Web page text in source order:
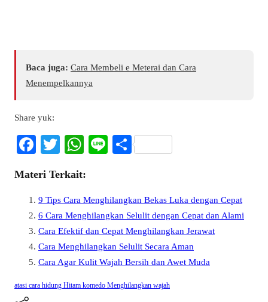
Baca juga: Cara Membeli e Meterai dan Cara
Menempelkannya
Share yuk:
Fa
bo
ok
T
tte
r
W
ts
A
pp
Li S
Materi Terkait:
9 Tips Cara Menghilangkan Bekas Luka dengan Cepat
6 Cara Menghilangkan Selulit dengan Cepat dan Alami
Cara Efektif dan Cepat Menghilangkan Jerawat
Cara Menghilangkan Selulit Secara Aman
Cara Agar Kulit Wajah Bersih dan Awet Muda
atasi cara hidung Hitam komedo Menghilangkan wajah